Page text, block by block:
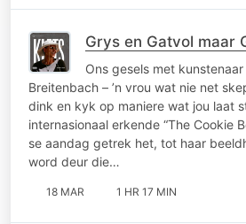
Grys en Gatvol maar
Ons gesels met
Breitenbach – ’n vrou wat nie net
dink en kyk op maniere wat jou laat
internasionaal erkende “The Cookie
se aandag getrek het, tot haar
word deur die…
18 MAR 1 HR 17 MIN